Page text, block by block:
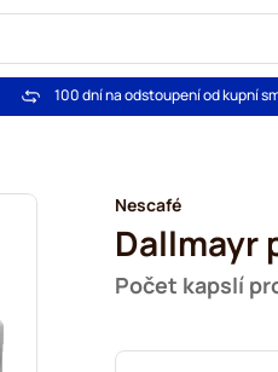
100 dní na odstoupení od kupní
Nescafé
Dallmayr
Počet kapslí